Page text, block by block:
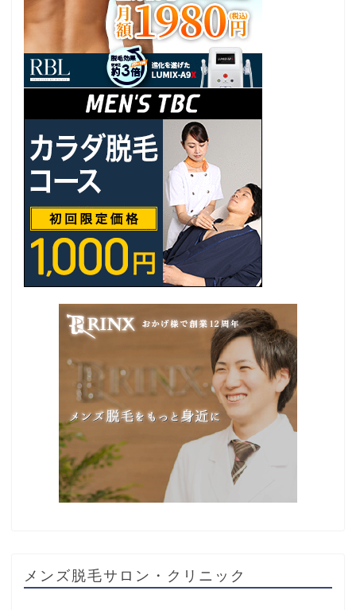
メンズ脱毛サロン・クリニック